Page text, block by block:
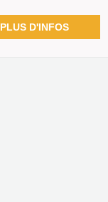
PLUS D'INFOS